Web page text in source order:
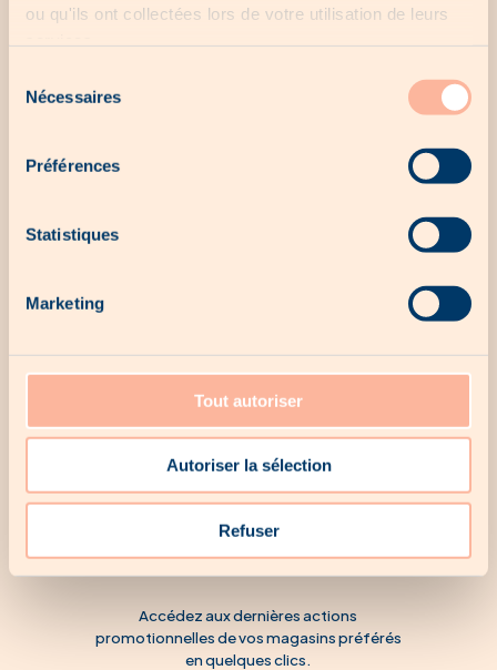
ou qu'ils ont collectées lors de votre utilisation de leurs
Nécessaires
Préférences
Statistiques
Marketing
Tout autoriser
Autoriser la sélection
Refuser
Consultez les offres
du moment
Accédez aux dernières actions
promotionnelles de vos magasins préférés
en quelques clics.